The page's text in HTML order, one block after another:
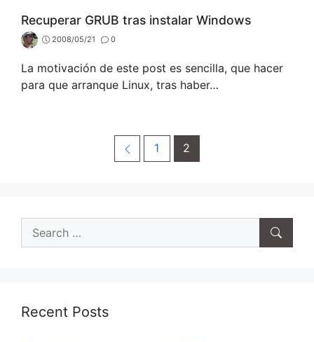
Recuperar GRUB tras instalar Windows
2008/05/21 0
La motivación de este post es sencilla, que hacer
para que arranque Linux, tras haber…
PreviousPage
1 Page
2
Search
Recent Posts